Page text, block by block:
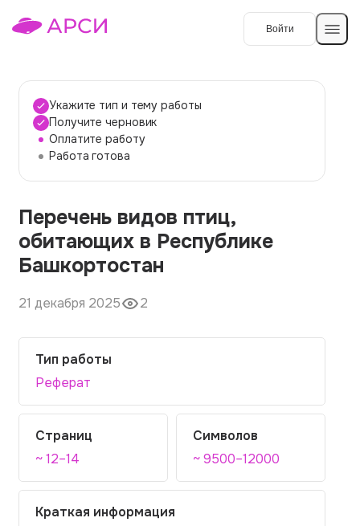
Войти
Темы работ
О сервисе
О компании
Наши гарантии
Вопросы и ответы
Контакты
Укажите тип и тему работы
Получите черновик
Оплатите работу
Работа готова
Перечень видов птиц,
обитающих в Республике
Башкортостан
21 декабря 2025 2
Тип работы
Реферат
Страниц
~ 12–14
Символов
~ 9500–12000
Краткая информация